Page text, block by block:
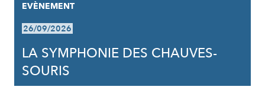
EVÈNEMENT
26/09/2026
LA SYMPHONIE DES CHAUVES-
SOURIS